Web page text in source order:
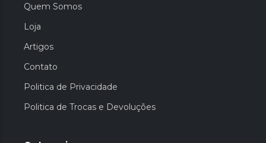
Quem Somos
Loja
Artigos
Contato
Politica de Privacidade
Politica de Trocas e Devoluções